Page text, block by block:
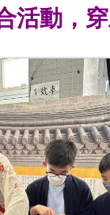
活動，